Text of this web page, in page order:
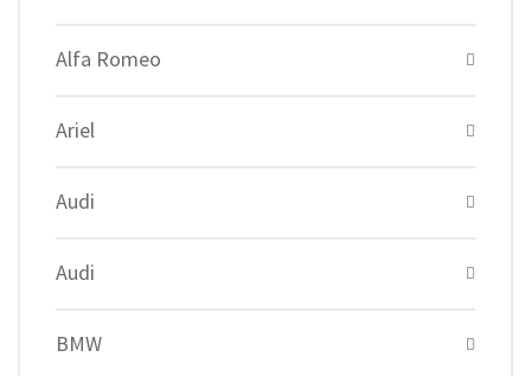
Alfa Romeo
Ariel
Audi
Audi
BMW